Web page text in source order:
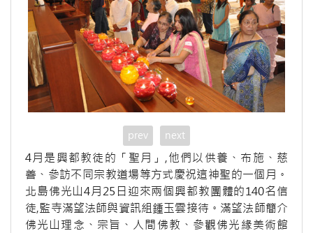
prev next
4月是興都教徒的「聖月」,他們以供養、布施、慈
善、參訪不同宗教道場等方式慶祝這神聖的一個月。
北島佛光山4月25日迎來兩個興都教團體的140名信
徒,監寺滿望法師與資訊組鍾玉雲接待。滿望法師簡介
佛光山理念、宗旨、人間佛教、參觀佛光緣美術館